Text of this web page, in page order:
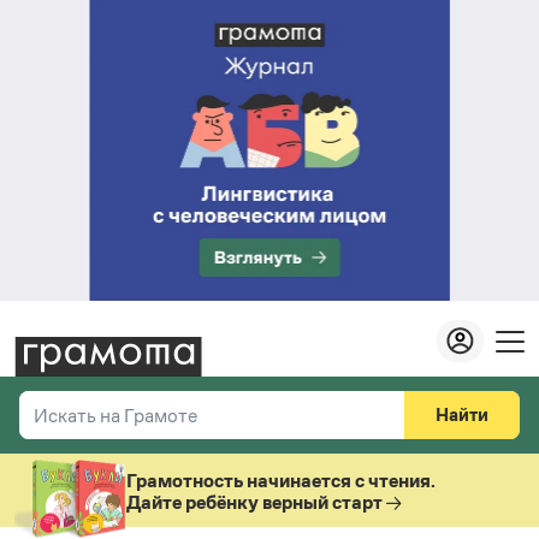
Искать на Грамоте
Справочная служба
Найти
Везде